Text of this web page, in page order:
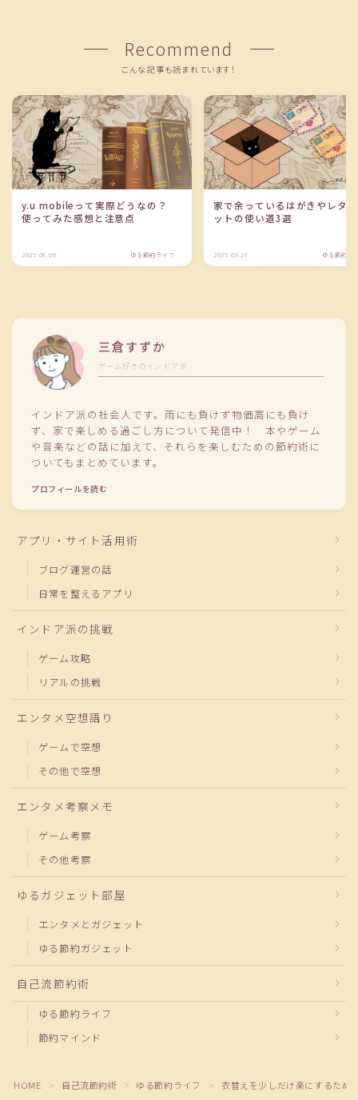
Recommend
こんな記事も読まれています！
y.u mobileって実際どうなの？
使ってみた感想と注意点
2025.06.06 ゆる節約ライフ
家で余っているはがきやレタ
ットの使い道3選
2025.03.27 ゆる節約ラ
三倉すずか
ゲーム好きのインドア派
インドア派の社会人です。雨にも負けず物価高にも負け
ず、家で楽しめる過ごし方について発信中！ 本やゲーム
や音楽などの話に加えて、それらを楽しむための節約術に
ついてもまとめています。
プロフィールを読む
アプリ・サイト活用術
ブログ運営の話
日常を整えるアプリ
インドア派の挑戦
ゲーム攻略
リアルの挑戦
エンタメ空想語り
ゲームで空想
その他で空想
エンタメ考察メモ
ゲーム考察
その他考察
ゆるガジェット部屋
エンタメとガジェット
ゆる節約ガジェット
自己流節約術
ゆる節約ライフ
節約マインド
HOME ＞ 自己流節約術 ＞ ゆる節約ライフ ＞ 衣替えを少しだけ楽にするため